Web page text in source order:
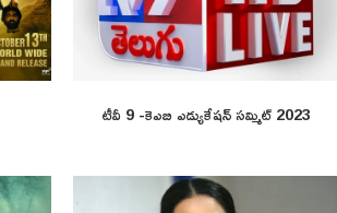
టీవీ 9 -కెఎబి ఎడ్యుకేషన్ సమ్మిట్ 2023